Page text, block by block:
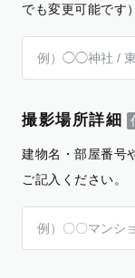
でも変更可能です）
撮影場所詳細
建物名・部屋番号
ご記入ください。